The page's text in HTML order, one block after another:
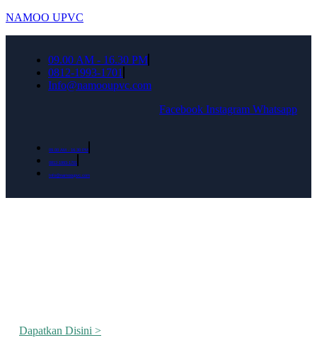
NAMOO UPVC
09.00 AM - 16.30 PM
0812-1993-1701
Info@namooupvc.com
Facebook Instagram Whatsapp
09.00 AM - 16.30 PM
0812-1993-1701
Info@namooupvc.com
Dapatkan Disini >